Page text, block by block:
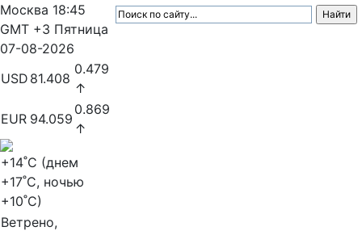
Москва 18:45
GMT +3 Пятница
07-08-2026
USD 81.408
0.479
↑
EUR 94.059
0.869
↑
+14˚C (днем
+17˚C, ночью
+10˚C)
Ветрено,